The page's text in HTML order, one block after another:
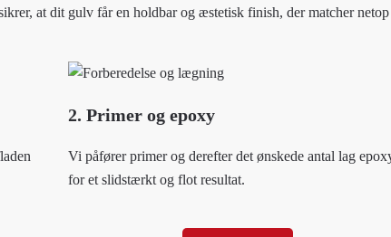
at dit gulv får en holdbar og æstetisk finish, der matcher
2. Primer og epoxy
Vi påfører primer og derefter det ønskede antal lag
for et slidstærkt og flot resultat.